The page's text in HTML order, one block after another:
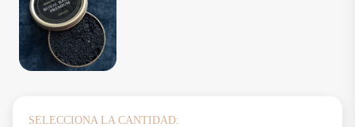
SELECCIONA LA CANTIDAD: